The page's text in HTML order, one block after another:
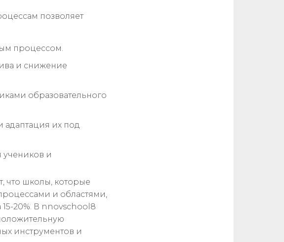
позволяет
процессом.
и снижение
образовательного
адаптация их под
и
что школы, которые
и областями,
20%. В nnovschool8
инструментов и